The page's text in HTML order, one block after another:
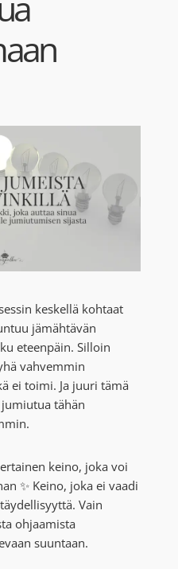
keskellä kohtaat
jämähtävän
eteenpäin. Silloin
vahvemmin
ei toimi. Ja juuri tämä
tähän
keino, joka voi
✨ Keino, joka ei vaadi
Vain
ohjaamista
suuntaan.